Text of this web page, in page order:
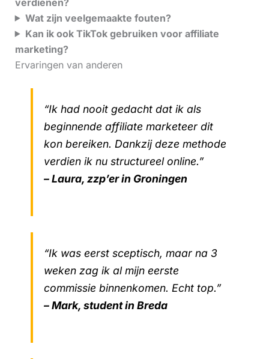
Wat zijn veelgemaakte fouten?
Kan ik ook TikTok gebruiken voor affiliate
marketing?
Ervaringen van anderen
“Ik had nooit gedacht dat ik als
beginnende affiliate marketeer dit
kon bereiken. Dankzij deze methode
verdien ik nu structureel online.”
– Laura, zzp’er in Groningen
“Ik was eerst sceptisch, maar na 3
weken zag ik al mijn eerste
commissie binnenkomen. Echt top.”
– Mark, student in Breda